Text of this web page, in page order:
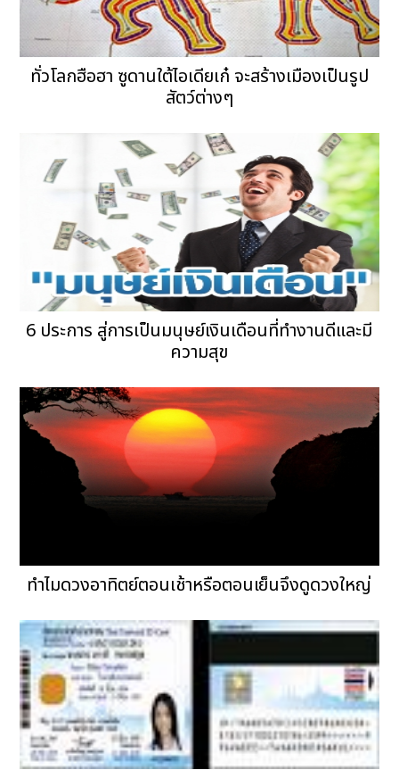
ทั่วโลกฮือฮา ซูดานใต้ไอเดียเก๋ จะสร้างเมืองเป็นรูป
สัตว์ต่างๆ
6 ประการ สู่การเป็นมนุษย์เงินเดือนที่ทำงานดีและมี
ความสุข
ทำไมดวงอาทิตย์ตอนเช้าหรือตอนเย็นจึงดูดวงใหญ่